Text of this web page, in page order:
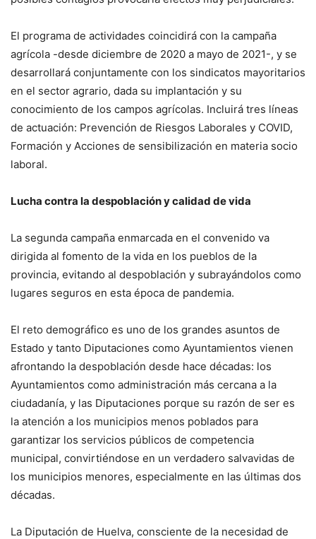
El programa de actividades coincidirá con la campaña
agrícola -desde diciembre de 2020 a mayo de 2021-, y se
desarrollará conjuntamente con los sindicatos mayoritarios
en el sector agrario, dada su implantación y su
conocimiento de los campos agrícolas. Incluirá tres líneas
de actuación: Prevención de Riesgos Laborales y COVID,
Formación y Acciones de sensibilización en materia socio
laboral.
Lucha contra la despoblación y calidad de vida
La segunda campaña enmarcada en el convenido va
dirigida al fomento de la vida en los pueblos de la
provincia, evitando al despoblación y subrayándolos como
lugares seguros en esta época de pandemia.
El reto demográfico es uno de los grandes asuntos de
Estado y tanto Diputaciones como Ayuntamientos vienen
afrontando la despoblación desde hace décadas: los
Ayuntamientos como administración más cercana a la
ciudadanía, y las Diputaciones porque su razón de ser es
la atención a los municipios menos poblados para
garantizar los servicios públicos de competencia
municipal, convirtiéndose en un verdadero salvavidas de
los municipios menores, especialmente en las últimas dos
décadas.
La Diputación de Huelva, consciente de la necesidad de